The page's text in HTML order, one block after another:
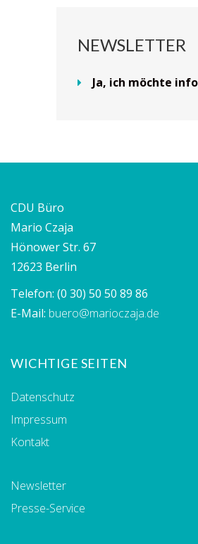
NEWSLETTER
Ja, ich möchte
CDU Büro
Mario Czaja
Hönower Str. 67
12623 Berlin
Telefon: (0 30) 50 50 89 86
E-Mail: buero@marioczaja.de
WICHTIGE SEITEN
Datenschutz
Impressum
Kontakt
Newsletter
Presse-Service